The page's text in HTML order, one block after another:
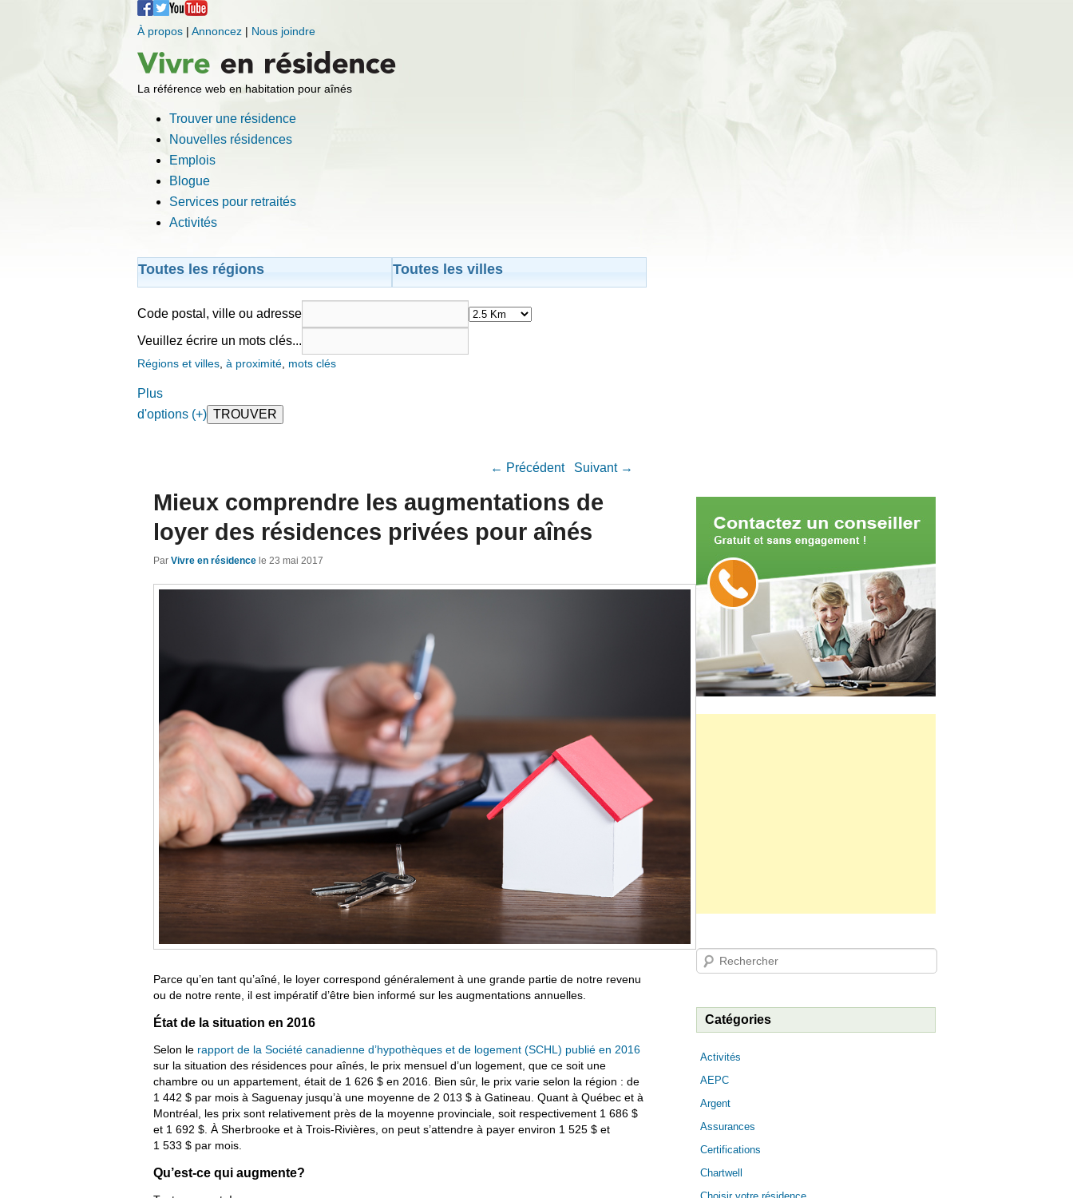
À propos | Annoncez | Nous joindre
La référence web en habitation pour aînés
Trouver une résidence
Nouvelles résidences
Emplois
Blogue
Services pour retraités
Activités
Toutes les régions Toutes les villes
Code postal, ville ou adresse
Veuillez écrire un mots clés...
Régions et villes à proximité mots clés
Plus
d'options (+)
Navigation Article
← Précédent Suivant →
Mieux comprendre les augmentations de
loyer des résidences privées pour aînés
Par Vivre en résidence le 23 mai 2017
Parce qu’en tant qu’aîné, le loyer correspond généralement à une grande partie de notre revenu
ou de notre rente, il est impératif d’être bien informé sur les augmentations annuelles.
État de la situation en 2016
Selon le rapport de la Société canadienne d’hypothèques et de logement (SCHL) publié en 2016
sur la situation des résidences pour aînés, le prix mensuel d’un logement, que ce soit une
chambre ou un appartement, était de 1 626 $ en 2016. Bien sûr, le prix varie selon la région : de
1 442 $ par mois à Saguenay jusqu’à une moyenne de 2 013 $ à Gatineau. Quant à Québec et à
Montréal, les prix sont relativement près de la moyenne provinciale, soit respectivement 1 686 $
et 1 692 $. À Sherbrooke et à Trois-Rivières, on peut s’attendre à payer environ 1 525 $ et
1 533 $ par mois.
Qu’est-ce qui augmente?
Rechercher
Catégories
Activités
AEPC
Argent
Assurances
Certifications
Chartwell